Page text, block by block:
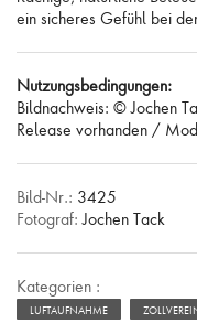
ein sicheres Gefühl bei
Nutzungsbedingungen:
Bildnachweis: © Jochen
Release vorhanden /
Bild-Nr.: 3425
Fotograf: Jochen Tack
Kategorien :
LUFTAUFNAHME